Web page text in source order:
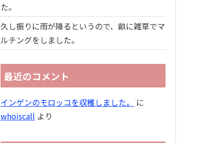
た。
久し振りに雨が降るというので、畝に雑草でマ
ルチングをしました。
最近のコメント
インゲンのモロッコを収穫しました。
に
whoiscall より